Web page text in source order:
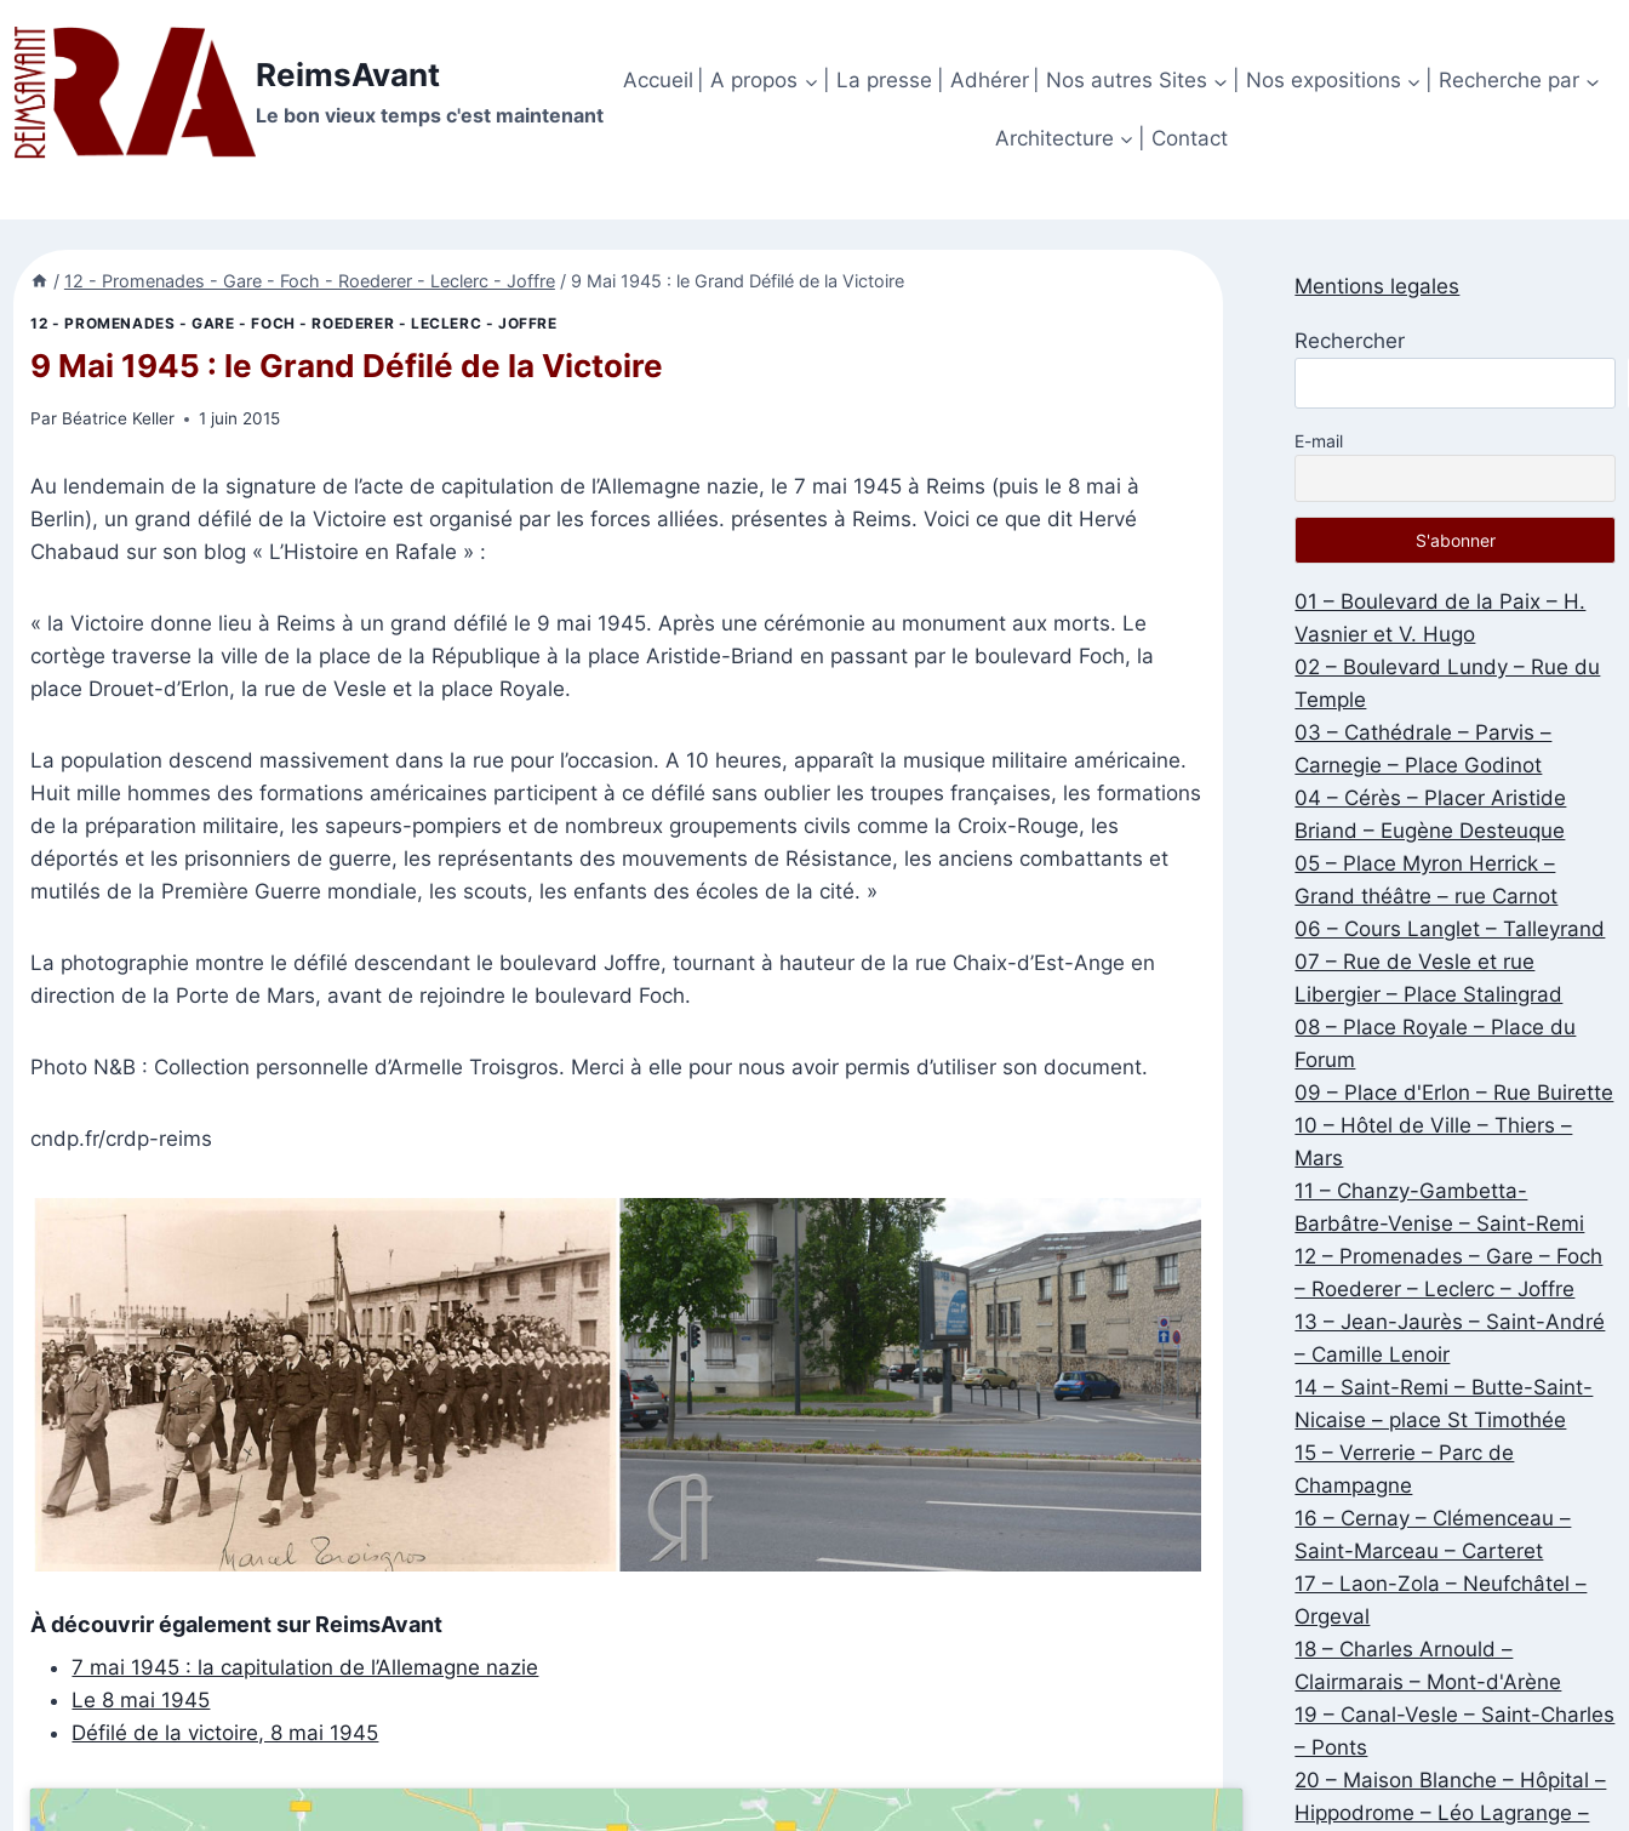
au
contenu
ReimsAvant
Le bon vieux temps c'est maintenant
Accueil | A propos | La presse | Adhérer | Nos autres Sites | Nos expositions | Recherche par
Architecture | Contact
/ 12 - Promenades - Gare - Foch - Roederer - Leclerc - Joffre / 9 Mai 1945 : le Grand Défilé de la Victoire
12 - PROMENADES - GARE - FOCH - ROEDERER - LECLERC - JOFFRE
9 Mai 1945 : le Grand Défilé de la Victoire
Par Béatrice Keller 1 juin 2015
Au lendemain de la signature de l’acte de capitulation de l’Allemagne nazie, le 7 mai 1945 à Reims (puis le 8 mai à
Berlin), un grand défilé de la Victoire est organisé par les forces alliées. présentes à Reims. Voici ce que dit Hervé
Chabaud sur son blog « L’Histoire en Rafale » :
« la Victoire donne lieu à Reims à un grand défilé le 9 mai 1945. Après une cérémonie au monument aux morts. Le
cortège traverse la ville de la place de la République à la place Aristide-Briand en passant par le boulevard Foch, la
place Drouet-d’Erlon, la rue de Vesle et la place Royale.
La population descend massivement dans la rue pour l’occasion. A 10 heures, apparaît la musique militaire américaine.
Huit mille hommes des formations américaines participent à ce défilé sans oublier les troupes françaises, les formations
de la préparation militaire, les sapeurs-pompiers et de nombreux groupements civils comme la Croix-Rouge, les
déportés et les prisonniers de guerre, les représentants des mouvements de Résistance, les anciens combattants et
mutilés de la Première Guerre mondiale, les scouts, les enfants des écoles de la cité. »
La photographie montre le défilé descendant le boulevard Joffre, tournant à hauteur de la rue Chaix-d’Est-Ange en
direction de la Porte de Mars, avant de rejoindre le boulevard Foch.
Photo N&B : Collection personnelle d’Armelle Troisgros. Merci à elle pour nous avoir permis d’utiliser son document.
cndp.fr/crdp-reims
À découvrir également sur ReimsAvant
7 mai 1945 : la capitulation de l’Allemagne nazie
Le 8 mai 1945
Défilé de la victoire, 8 mai 1945
Mentions legales
Rechercher
E-mail
01 – Boulevard de la Paix – H.
Vasnier et V. Hugo
02 – Boulevard Lundy – Rue du
Temple
03 – Cathédrale – Parvis –
Carnegie – Place Godinot
04 – Cérès – Placer Aristide
Briand – Eugène Desteuque
05 – Place Myron Herrick –
Grand théâtre – rue Carnot
06 – Cours Langlet – Talleyrand
07 – Rue de Vesle et rue
Libergier – Place Stalingrad
08 – Place Royale – Place du
Forum
09 – Place d'Erlon – Rue Buirette
10 – Hôtel de Ville – Thiers –
Mars
11 – Chanzy-Gambetta-
Barbâtre-Venise – Saint-Remi
12 – Promenades – Gare – Foch
– Roederer – Leclerc – Joffre
13 – Jean-Jaurès – Saint-André
– Camille Lenoir
14 – Saint-Remi – Butte-Saint-
Nicaise – place St Timothée
15 – Verrerie – Parc de
Champagne
16 – Cernay – Clémenceau –
Saint-Marceau – Carteret
17 – Laon-Zola – Neufchâtel –
Orgeval
18 – Charles Arnould –
Clairmarais – Mont-d'Arène
19 – Canal-Vesle – Saint-Charles
– Ponts
20 – Maison Blanche – Hôpital –
Hippodrome – Léo Lagrange –